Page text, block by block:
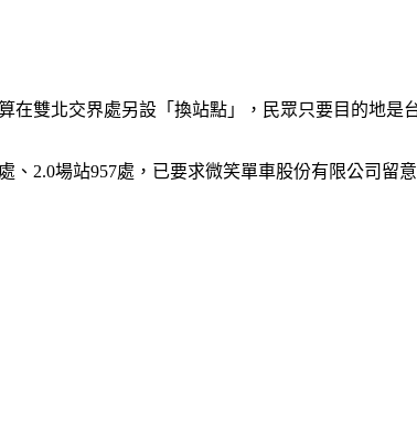
雙北交界處另設「換站點」，民眾只要目的地是
、2.0場站957處，已要求微笑單車股份有限公司留